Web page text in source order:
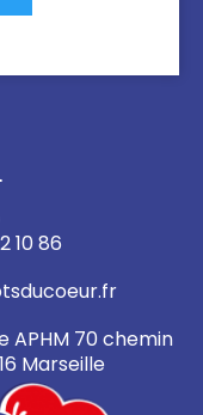
10 86
70 chemin
Marseille